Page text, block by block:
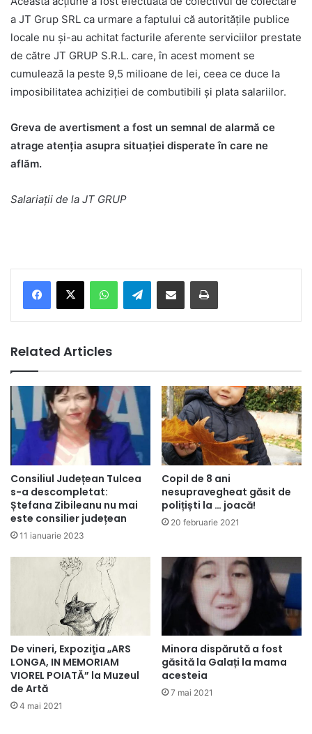
a JT Grup SRL ca urmare a faptului că autoritățile publice
locale nu și-au achitat facturile aferente serviciilor prestate
de către JT GRUP S.R.L. care, în acest moment se
cumulează la peste 9,5 milioane de lei, ceea ce duce la
imposibilitatea achiziției de combutibili și plata salariilor.
Greva de avertisment a fost un semnal de alarmă ce
atrage atenția asupra situației disperate în care ne
aflăm.
Salariații de la JT GRUP
Telegram
Related Articles
Consiliul Județean Tulcea
s-a descompletat:
Ștefana Zibileanu nu mai
este consilier județean
11 ianuarie 2023
Copil de 8 ani
nesupravegheat găsit de
polițiști la … joacă!
20 februarie 2021
De vineri, Expoziţia „ARS
LONGA, IN MEMORIAM
VIOREL POIATĂ” la Muzeul
de Artă
4 mai 2021
Minora dispărută a fost
găsită la Galați la mama
acesteia
7 mai 2021